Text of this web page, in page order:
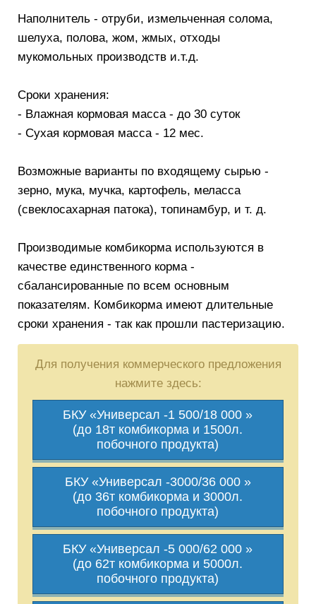
Наполнитель - отруби, измельченная солома,
шелуха, полова, жом, жмых, отходы
мукомольных производств и.т.д.
Сроки хранения:
- Влажная кормовая масса - до 30 суток
- Сухая кормовая масса - 12 мес.
Возможные варианты по входящему сырью -
зерно, мука, мучка, картофель, меласса
(свеклосахарная патока), топинамбур, и т. д.
Производимые комбикорма используются в
качестве единственного корма -
сбалансированные по всем основным
показателям. Комбикорма имеют длительные
сроки хранения - так как прошли пастеризацию.
Для получения коммерческого предложения
нажмите здесь:
БКУ «Универсал -1 500/18 000 »
(до 18т комбикорма и 1500л.
побочного продукта)
БКУ «Универсал -3000/36 000 »
(до 36т комбикорма и 3000л.
побочного продукта)
БКУ «Универсал -5 000/62 000 »
(до 62т комбикорма и 5000л.
побочного продукта)